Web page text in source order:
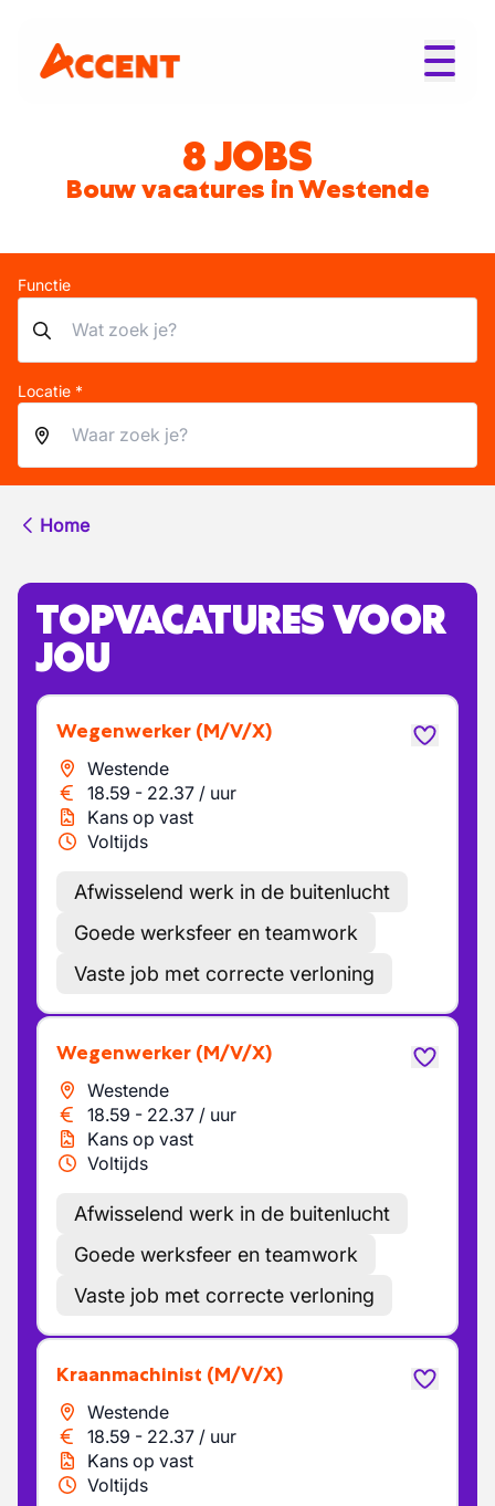
8 JOBS
Bouw vacatures in Westende
Functie
Locatie *
Home
TOPVACATURES VOOR
JOU
Wegenwerker (M/V/X)
Westende
18.59 - 22.37 / uur
Kans op vast
Voltijds
Afwisselend werk in de buitenlucht
Goede werksfeer en teamwork
Vaste job met correcte verloning
Wegenwerker (M/V/X)
Westende
18.59 - 22.37 / uur
Kans op vast
Voltijds
Afwisselend werk in de buitenlucht
Goede werksfeer en teamwork
Vaste job met correcte verloning
Kraanmachinist (M/V/X)
Westende
18.59 - 22.37 / uur
Kans op vast
Voltijds